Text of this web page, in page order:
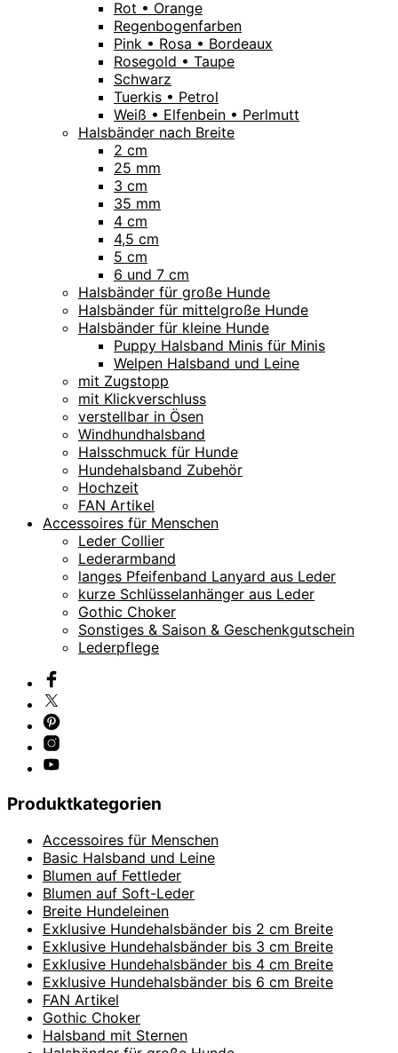
Rot • Orange
Regenbogenfarben
Pink • Rosa • Bordeaux
Rosegold • Taupe
Schwarz
Tuerkis • Petrol
Weiß • Elfenbein • Perlmutt
Halsbänder nach Breite
2 cm
25 mm
3 cm
35 mm
4 cm
4,5 cm
5 cm
6 und 7 cm
Halsbänder für große Hunde
Halsbänder für mittelgroße Hunde
Halsbänder für kleine Hunde
Puppy Halsband Minis für Minis
Welpen Halsband und Leine
mit Zugstopp
mit Klickverschluss
verstellbar in Ösen
Windhundhalsband
Halsschmuck für Hunde
Hundehalsband Zubehör
Hochzeit
FAN Artikel
Accessoires für Menschen
Leder Collier
Lederarmband
langes Pfeifenband Lanyard aus Leder
kurze Schlüsselanhänger aus Leder
Gothic Choker
Sonstiges & Saison & Geschenkgutschein
Lederpflege
Produktkategorien
Accessoires für Menschen
Basic Halsband und Leine
Blumen auf Fettleder
Blumen auf Soft-Leder
Breite Hundeleinen
Exklusive Hundehalsbänder bis 2 cm Breite
Exklusive Hundehalsbänder bis 3 cm Breite
Exklusive Hundehalsbänder bis 4 cm Breite
Exklusive Hundehalsbänder bis 6 cm Breite
FAN Artikel
Gothic Choker
Halsband mit Sternen